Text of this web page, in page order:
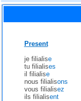
Present
je filialise
tu filialises
il filialise
nous filialisons
vous filialisez
ils filialisent